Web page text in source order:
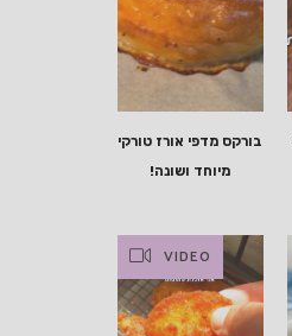
בורקס מדפי אורז טורקי
מיוחד ושונה!
VIDEO